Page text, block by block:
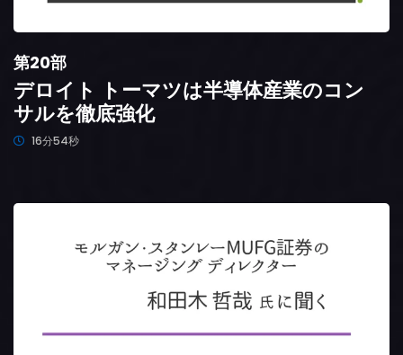
第20部
デロイト トーマツは半導体産業のコン
サルを徹底強化
16分54秒